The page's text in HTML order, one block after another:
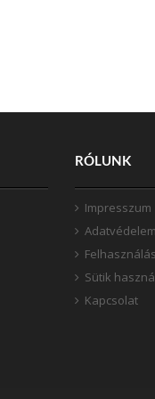
RÓLUNK
Impresszum
Adatvédelem
Sütik
Kapcsolat